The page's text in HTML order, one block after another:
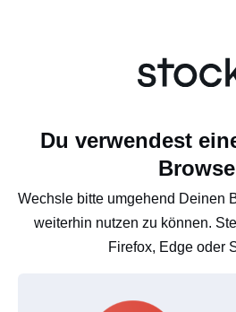
Du verwendest
Wechsle bitte umgehend Deinen
weiterhin nutzen zu können.
Firefox, Edge oder